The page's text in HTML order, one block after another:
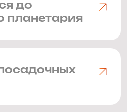
до
планетария